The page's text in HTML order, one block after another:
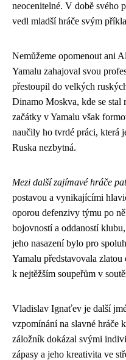
neocenitelné. V době svého
vedl mladší hráče svým
Nemůžeme opomenout ani
Yamalu zahajoval svou
přestoupil do velkých
Dinamo Moskva, kde se stal
začátky v Yamalu však
naučily ho tvrdé práci, která
Ruska nezbytná.
Mezi další zajímavé hráče
postavou a vynikajícími
oporou defenzivy týmu po
bojovností a oddaností
jeho nasazení bylo pro
Yamalu představovala
k nejtěžším soupeřům v
Vladislav Ignaťev je další
vzpomínání na slavné hráče
záložník dokázal svými
zápasy a jeho kreativita ve